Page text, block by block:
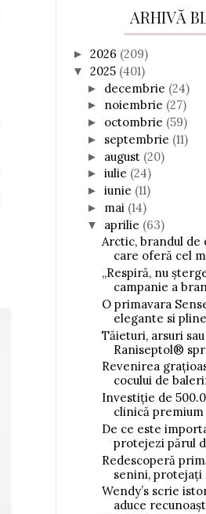
ARHIVĂ
► 2026 (209)
▼ 2025 (401)
► decembrie (24)
► noiembrie (27)
► octombrie (59)
► septembrie (11)
► august (20)
► iulie (24)
► iunie (11)
► mai (14)
▼ aprilie (63)
Arctic, brandul de
care oferă cel
„Respiră, nu
campanie a
O primavara
elegante si
Tăieturi, arsuri
Raniseptol®
Revenirea
cocului de
Investiție de
clinică premium
De ce este
protejezi părul
Redescoperă
senini, protejați
Wendy’s scrie
aduce